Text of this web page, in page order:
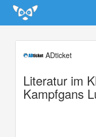
Update cookies preferences
ADticket
Literatur im
Kampfgans